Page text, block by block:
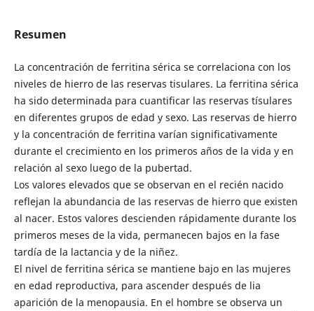
Resumen
La concentración de ferritina sérica se correlaciona con los
niveles de hierro de las reservas tisulares. La ferritina sérica
ha sido determinada para cuantificar las reservas tísulares
en diferentes grupos de edad y sexo. Las reservas de hierro
y la concentración de ferritina varían significativamente
durante el crecimiento en los primeros años de la vida y en
relación al sexo luego de la pubertad.
Los valores elevados que se observan en el recién nacido
reflejan la abundancia de las reservas de hierro que existen
al nacer. Estos valores descienden rápidamente durante los
primeros meses de la vida, permanecen bajos en la fase
tardía de la lactancia y de la niñez.
El nivel de ferritina sérica se mantiene bajo en las mujeres
en edad reproductiva, para ascender después de lia
aparición de la menopausia. En el hombre se observa un